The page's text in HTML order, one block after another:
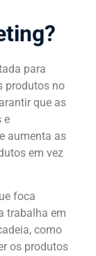
para
produtos no
que as
e
aumenta as
em vez
foca
trabalha em
como
os produtos